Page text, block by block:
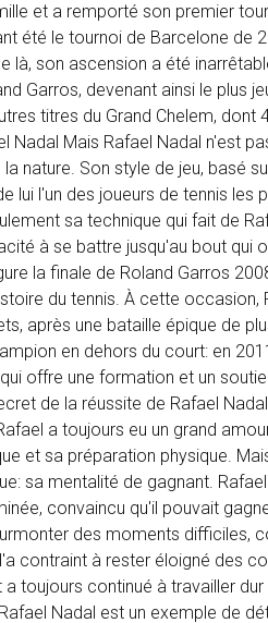
et a remporté son premier
été le tournoi de Barcelone de
là, son ascension a été
Garros, devenant ainsi le plus
titres du Grand Chelem, dont
Nadal Mais Rafael Nadal n'est
nature. Son style de jeu, basé
lui l'un des joueurs de tennis les
sa technique qui fait de
à se battre jusqu'au bout qui
la finale de Roland Garros
du tennis. À cette occasion,
après une bataille épique de
en dehors du court: en
offre une formation et un
de la réussite de Rafael
a toujours eu un grand
et sa préparation physique.
sa mentalité de gagnant.
convaincu qu'il pouvait
des moments difficiles,
contraint à rester éloigné des
toujours continué à travailler
Nadal est un exemple de